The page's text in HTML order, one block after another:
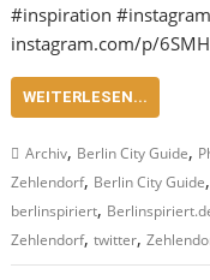
#inspiration
instagram.com/p/
WEITERLESEN...
Archiv, Berlin City Guide,
Zehlendorf, Berlin City Guide,
berlinspiriert,
Zehlendorf,twitter,